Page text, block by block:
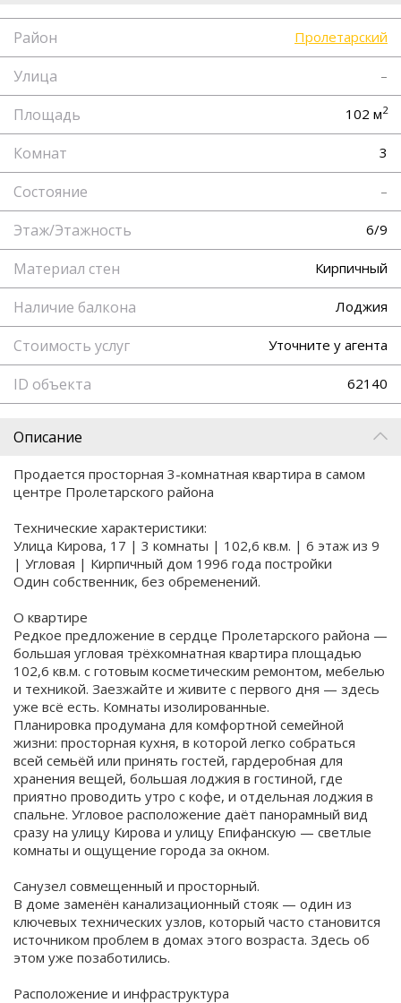
Район Пролетарский
Улица –
Площадь 102 м2
Комнат 3
Состояние –
Этаж/Этажность 6/9
Материал стен Кирпичный
Наличие балкона Лоджия
Стоимость услуг Уточните у агента
ID объекта 62140
Описание
Продается просторная 3-комнатная квартира в самом
центре Пролетарского района
Технические характеристики:
Улица Кирова, 17 | 3 комнаты | 102,6 кв.м. | 6 этаж из 9
| Угловая | Кирпичный дом 1996 года постройки
Один собственник, без обременений.
О квартире
Редкое предложение в сердце Пролетарского района —
большая угловая трёхкомнатная квартира площадью
102,6 кв.м. с готовым косметическим ремонтом, мебелью
и техникой. Заезжайте и живите с первого дня — здесь
уже всё есть. Комнаты изолированные.
Планировка продумана для комфортной семейной
жизни: просторная кухня, в которой легко собраться
всей семьёй или принять гостей, гардеробная для
хранения вещей, большая лоджия в гостиной, где
приятно проводить утро с кофе, и отдельная лоджия в
спальне. Угловое расположение даёт панорамный вид
сразу на улицу Кирова и улицу Епифанскую — светлые
комнаты и ощущение города за окном.
Санузел совмещенный и просторный.
В доме заменён канализационный стояк — один из
ключевых технических узлов, который часто становится
источником проблем в домах этого возраста. Здесь об
этом уже позаботились.
Расположение и инфраструктура